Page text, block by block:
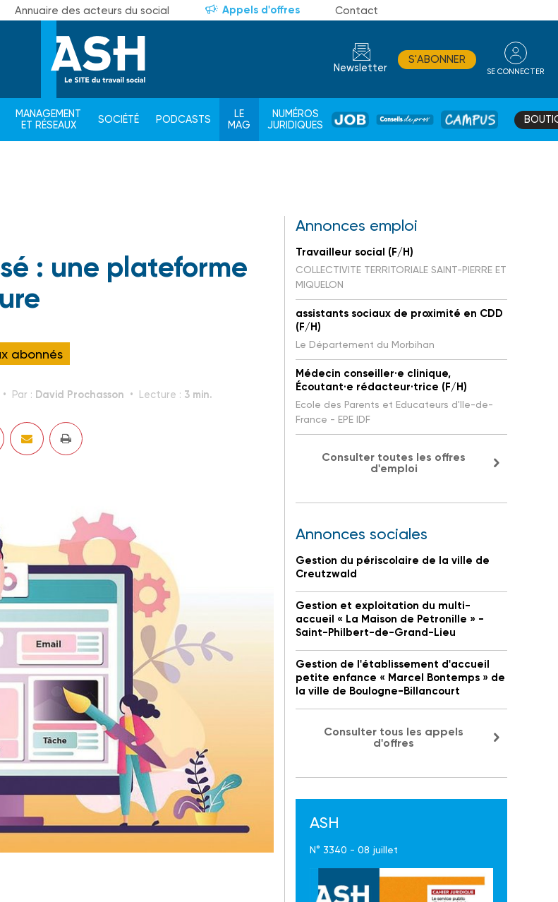
Annuaire des acteurs du social Appels d'offres Contact
Newsletter
S'ABONNER
SE CONNECTER
MANAGEMENT
ET RÉSEAUX
SOCIÉTÉ PODCASTS
LE
MAG
NUMÉROS
JURIDIQUES
JOB
DE
CAMPUS
: une plateforme
abonnés
Par : David Prochasson Lecture : 3 min.
Annonces emploi
Travailleur social (F/H)
COLLECTIVITE TERRITORIALE SAINT-PIERRE ET
MIQUELON
assistants sociaux de proximité en CDD
(F/H)
Le Département du Morbihan
Médecin conseiller·e clinique,
Écoutant·e rédacteur·trice (F/H)
Ecole des Parents et Educateurs d'Ile-de-
France - EPE IDF
Consulter toutes les offres
d'emploi
Annonces sociales
Gestion du périscolaire de la ville de
Creutzwald
Gestion et exploitation du multi-
accueil « La Maison de Petronille » -
Saint-Philbert-de-Grand-Lieu
Gestion de l'établissement d'accueil
petite enfance « Marcel Bontemps » de
la ville de Boulogne-Billancourt
Consulter tous les appels
d'offres
ASH
N° 3340 - 08 juillet